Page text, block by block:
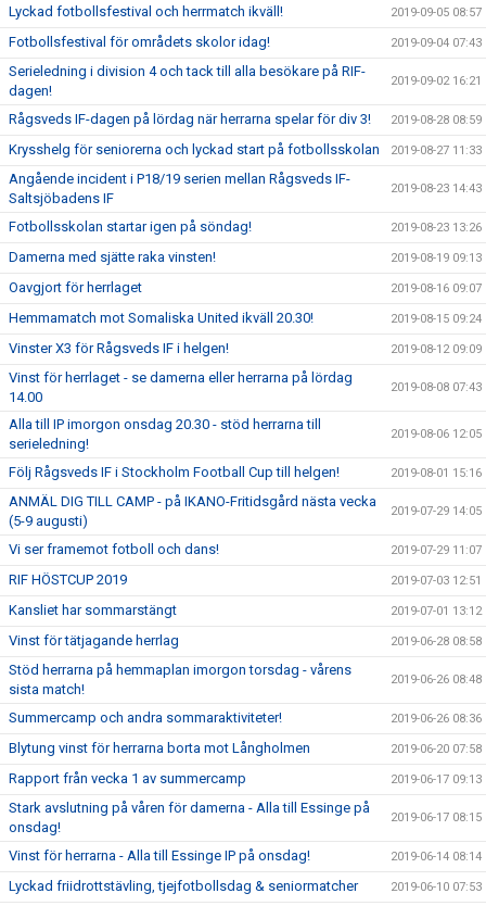
Lyckad fotbollsfestival och herrmatch ikväll! 2019-09-05 08:57
Fotbollsfestival för områdets skolor idag! 2019-09-04 07:43
Serieledning i division 4 och tack till alla besökare på RIF-
dagen!
2019-09-02 16:21
Rågsveds IF-dagen på lördag när herrarna spelar för div 3! 2019-08-28 08:59
Krysshelg för seniorerna och lyckad start på fotbollsskolan 2019-08-27 11:33
Angående incident i P18/19 serien mellan Rågsveds IF-
Saltsjöbadens IF
2019-08-23 14:43
Fotbollsskolan startar igen på söndag! 2019-08-23 13:26
Damerna med sjätte raka vinsten! 2019-08-19 09:13
Oavgjort för herrlaget 2019-08-16 09:07
Hemmamatch mot Somaliska United ikväll 20.30! 2019-08-15 09:24
Vinster X3 för Rågsveds IF i helgen! 2019-08-12 09:09
Vinst för herrlaget - se damerna eller herrarna på lördag
14.00
2019-08-08 07:43
Alla till IP imorgon onsdag 20.30 - stöd herrarna till
serieledning!
2019-08-06 12:05
Följ Rågsveds IF i Stockholm Football Cup till helgen! 2019-08-01 15:16
ANMÄL DIG TILL CAMP - på IKANO-Fritidsgård nästa vecka
(5-9 augusti)
2019-07-29 14:05
Vi ser framemot fotboll och dans! 2019-07-29 11:07
RIF HÖSTCUP 2019 2019-07-03 12:51
Kansliet har sommarstängt 2019-07-01 13:12
Vinst för tätjagande herrlag 2019-06-28 08:58
Stöd herrarna på hemmaplan imorgon torsdag - vårens
sista match!
2019-06-26 08:48
Summercamp och andra sommaraktiviteter! 2019-06-26 08:36
Blytung vinst för herrarna borta mot Långholmen 2019-06-20 07:58
Rapport från vecka 1 av summercamp 2019-06-17 09:13
Stark avslutning på våren för damerna - Alla till Essinge på
onsdag!
2019-06-17 08:15
Vinst för herrarna - Alla till Essinge IP på onsdag! 2019-06-14 08:14
Lyckad friidrottstävling, tjejfotbollsdag & seniormatcher 2019-06-10 07:53